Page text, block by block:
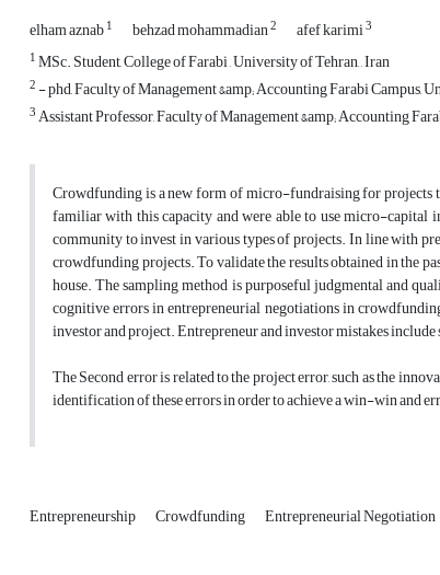
elham aznab1 behzad mohammadian2 afef karimi3
1MSc. Student, College of Farabi , University of Tehran, , Iran
2 - phd, Faculty of Management &amp; Accounting Farabi Campus,
3Assistant Professor, Faculty of Management &amp; Accounting
Crowdfunding is a new form of micro-fundraising for projects
familiar with this capacity and were able to use micro-
community to invest in various types of projects. In line with
crowdfunding projects. To validate the results obtained in the
house. The sampling method is purposeful judgmental and
cognitive errors in entrepreneurial negotiations in
investor and project. Entrepreneur and investor mistakes
The Second error is related to the project error, such as the
identification of these errors in order to achieve a win-win and
Entrepreneurship Crowdfunding Entrepreneurial Negotiation